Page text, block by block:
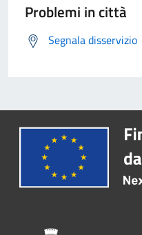
Problemi in città
Segnala disservizio